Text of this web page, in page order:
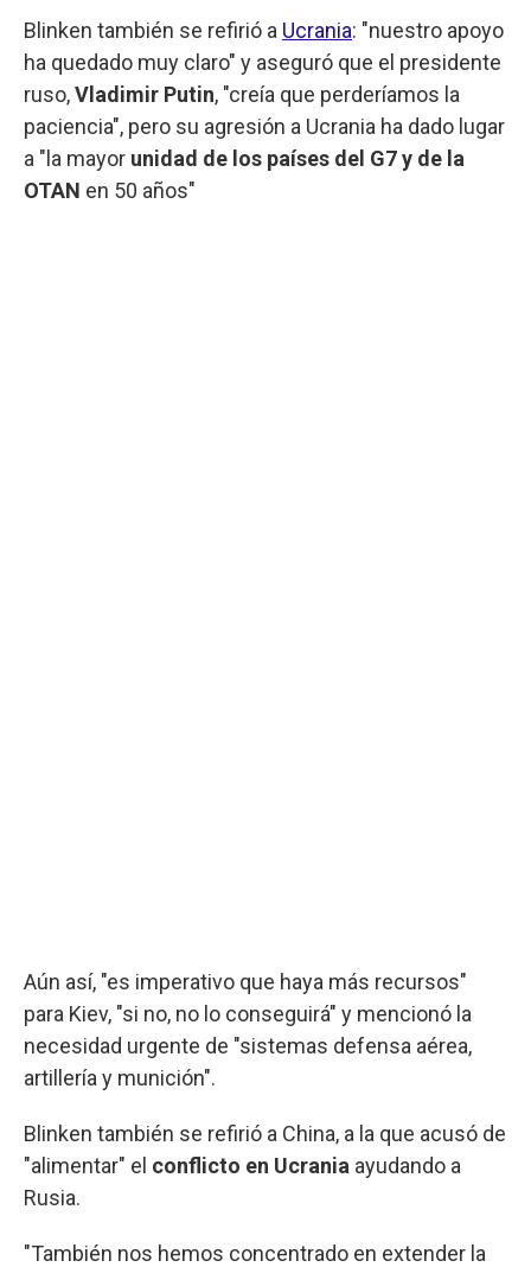
Blinken también se refirió a Ucrania: "nuestro apoyo
ha quedado muy claro" y aseguró que el presidente
ruso,Vladimir Putin, "creía que perderíamos la
paciencia", pero su agresión a Ucrania ha dado lugar
a "la mayor unidad de los países del G7 y de la
OTAN en 50 años"
Aún así, "es imperativo que haya más recursos"
para Kiev, "si no, no lo conseguirá" y mencionó la
necesidad urgente de "sistemas defensa aérea,
artillería y munición".
Blinken también se refirió a China, a la que acusó de
"alimentar" el conflicto en Ucrania ayudando a
Rusia.
"También nos hemos concentrado en extender la